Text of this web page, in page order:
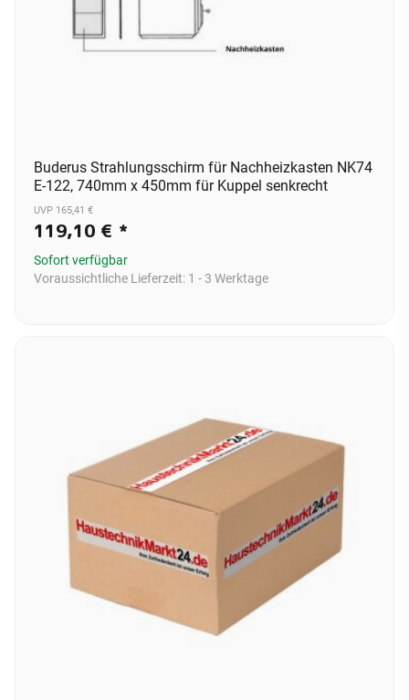
Buderus Strahlungsschirm für Nachheizkasten NK74
E-122, 740mm x 450mm für Kuppel senkrecht
UVP 165,41 €
119,10 € *
Sofort verfügbar
Voraussichtliche Lieferzeit: 1 - 3 Werktage